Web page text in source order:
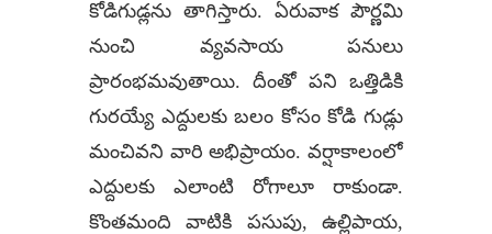
కోడిగుడ్లను తాగిస్తారు. ఏరువాక పౌర్ణమి
నుంచి వ్యవసాయ పనులు
ప్రారంభమవుతాయి. దీంతో పని ఒత్తిడికి
గురయ్యే ఎద్దులకు బలం కోసం కోడి గుడ్లు
మంచివని వారి అభిప్రాయం. వర్షాకాలంలో
ఎద్దులకు ఎలాంటి రోగాలూ రాకుండా.
కొంతమంది వాటికి పసుపు, ఉల్లిపాయ,